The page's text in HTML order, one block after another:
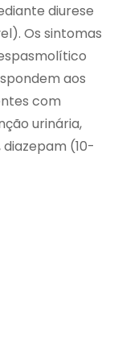
diurese
Os sintomas
aos
com
urinária,
(10-